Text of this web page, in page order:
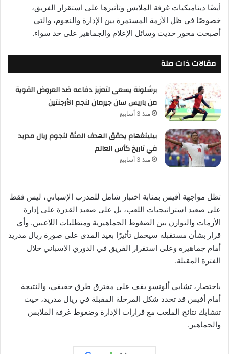
أيضًا ديناميكيات غرفة الملابس وتأثيرها على استقرار الفريق،
خصوصًا في ظل الأزمة المستمرة بين الإدارة والنجوم، والتي
أصبحت محور حديث وسائل الإعلام والجماهير على حد سواء.
مقالات ذات صلة
برشلونة يسعى لتعزيز دفاعه ضد العروض القوية
من باريس سان جيرمان لنجم الأرجنتين
منذ 3 أسابيع
بيلينغهام يحقق الهدف المئة لنجوم ريال مدريد
في تاريخ كأس العالم
منذ 3 أسابيع
تظل مواجهة أفيس بمثابة اختبار شامل للمدرب الإسباني، ليس فقط
على صعيد استراتيجيات اللعب، بل على صعيد القدرة على إدارة
الأزمات والتوازن بين الضغوط الجماهيرية ومتطلبات اللاعبين. وأي
قرار بشأن مستقبله سيحمل تأثيرًا بعيد المدى على صورة ريال مدريد
أمام جماهيره وعلى استقرار الفريق في الدوري الإسباني خلال
الفترة المقبلة.
باختصار، تشابي ألونسو يقف على مفترق طرق حقيقي، والنتيجة
أمام أفيس قد تحدد شكل المرحلة المقبلة في ريال مدريد، حيث
تتشابك نتائج الملعب مع قرارات الإدارة وضغوط غرفة الملابس
والجماهير.